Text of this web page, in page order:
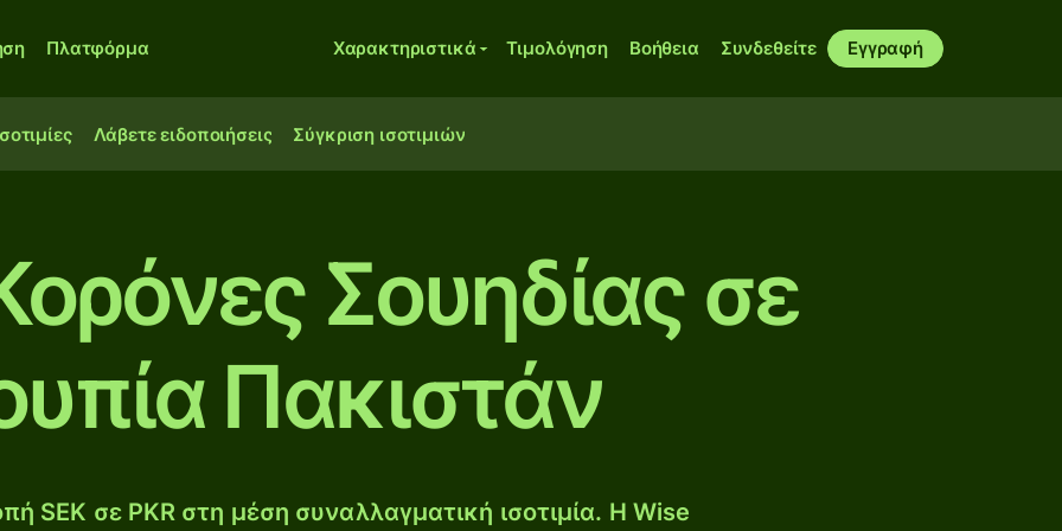
Πλατφόρμα Χαρακτηριστικά Τιμολόγηση Βοήθεια Συνδεθείτε Εγγραφή
Λάβετε ειδοποιήσεις Σύγκριση ισοτιμιών
Σουηδίας σε
Πακιστάν
SEK σε PKR στη μέση συναλλαγματική ισοτιμία. Η Wise